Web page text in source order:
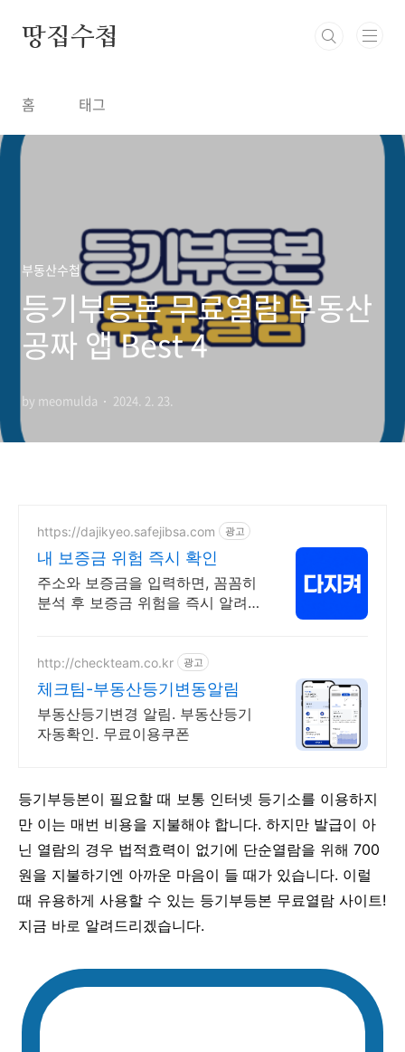
땅집수첩
홈 태그
부동산수첩
등기부등본 무료열람 부동산
공짜 앱 Best 4
by meomulda 2024. 2. 23.
https://dajikyeo.safejibsa.com 광고
내 보증금 위험 즉시 확인
주소와 보증금을 입력하면, 꼼꼼히
분석 후 보증금 위험을 즉시 알려
http://checkteam.co.kr 광고
체크팀-부동산등기변동알림
부동산등기변경 알림. 부동산등기
자동확인. 무료이용쿠폰
등기부등본이 필요할 때 보통 인터넷 등기소를 이용하지
만 이는 매번 비용을 지불해야 합니다. 하지만 발급이 아
닌 열람의 경우 법적효력이 없기에 단순열람을 위해 700
원을 지불하기엔 아까운 마음이 들 때가 있습니다. 이럴
때 유용하게 사용할 수 있는 등기부등본 무료열람 사이트!
지금 바로 알려드리겠습니다.